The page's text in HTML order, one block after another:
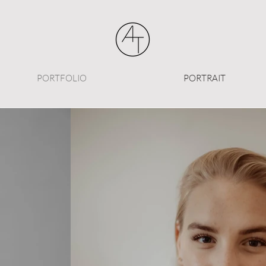
PORTFOLIO PORTRAIT